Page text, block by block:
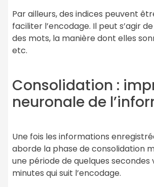
Par ailleurs, des indices peuvent
faciliter l’encodage. Il peut s’agir
des mots, la manière dont elles
etc.
Consolidation :
neuronale de
Une fois les informations
aborde la phase de consolidation
une période de quelques secondes
minutes qui suit l’encodage.